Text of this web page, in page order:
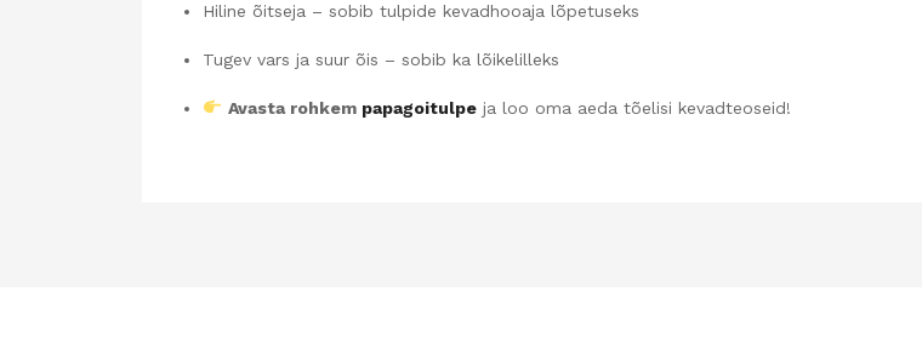
Hiline õitseja – sobib tulpide kevadhooaja lõpetuseks
Tugev vars ja suur õis – sobib ka lõikelilleks
Avasta rohkem papagoitulpeja loo oma aeda tõelisi kevadteoseid!